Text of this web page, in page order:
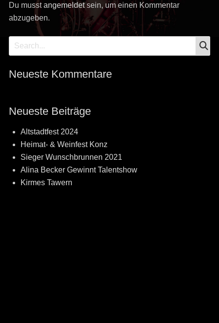
Du musstangemeldetsein, um einen Kommentar
abzugeben.
Search
for:
Neueste Kommentare
Neueste Beiträge
Altstadtfest 2024
Heimat- & Weinfest Konz
Sieger Wunschbrunnen 2021
Alina Becker Gewinnt Talentshow
Kirmes Tawern